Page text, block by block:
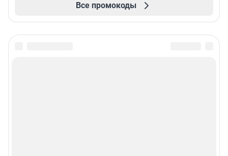
Все промокоды